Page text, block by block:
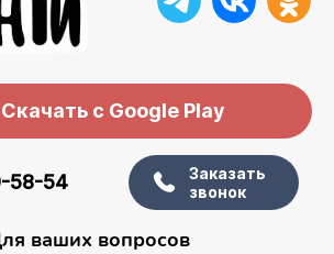
Скачать с Google Play
58-54
Заказать
звонок
ваших вопросов